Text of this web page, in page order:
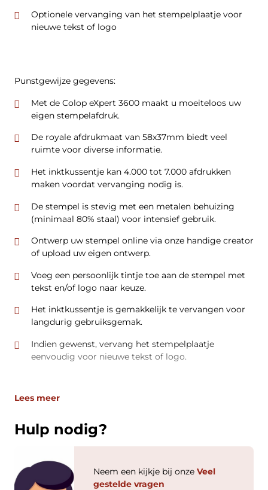
Optionele vervanging van het stempelplaatje voor
nieuwe tekst of logo
Punstgewijze gegevens:
Met de Colop eXpert 3600 maakt u moeiteloos uw
eigen stempelafdruk.
De royale afdrukmaat van 58x37mm biedt veel
ruimte voor diverse informatie.
Het inktkussentje kan 4.000 tot 7.000 afdrukken
maken voordat vervanging nodig is.
De stempel is stevig met een metalen behuizing
(minimaal 80% staal) voor intensief gebruik.
Ontwerp uw stempel online via onze handige creator
of upload uw eigen ontwerp.
Voeg een persoonlijk tintje toe aan de stempel met
tekst en/of logo naar keuze.
Het inktkussentje is gemakkelijk te vervangen voor
langdurig gebruiksgemak.
Indien gewenst, vervang het stempelplaatje
eenvoudig voor nieuwe tekst of logo.
Lees meer
Hulp nodig?
Neem een kijkje bij onze Veel
gestelde vragen